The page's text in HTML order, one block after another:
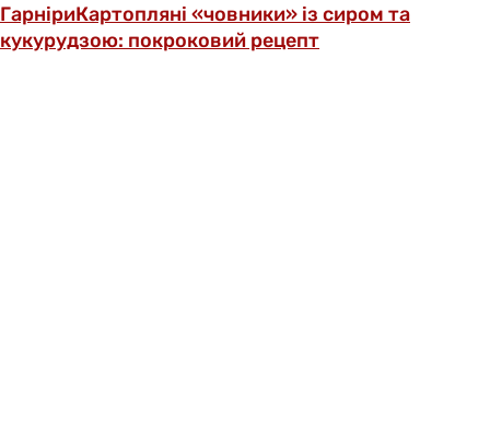
ГарніриКартопляні «човники» із сиром та
кукурудзою: покроковий рецепт